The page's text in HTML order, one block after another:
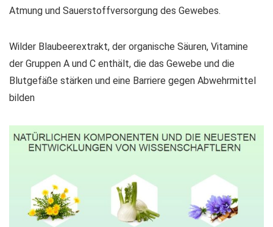
Atmung und Sauerstoffversorgung des Gewebes.
Wilder Blaubeerextrakt, der organische Säuren, Vitamine
der Gruppen A und C enthält, die das Gewebe und die
Blutgefäße stärken und eine Barriere gegen Abwehrmittel
bilden